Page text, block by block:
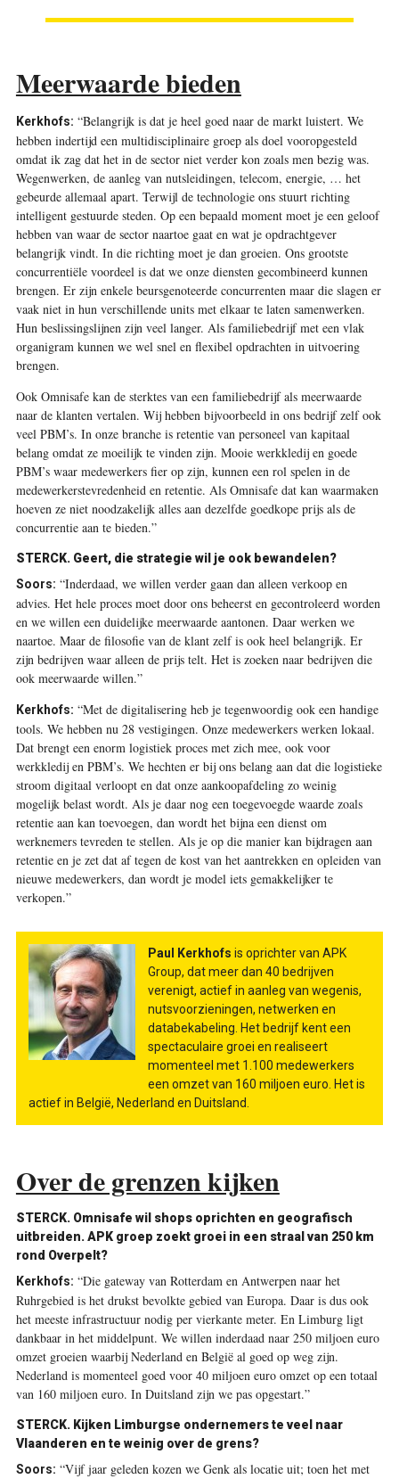
Meerwaarde bieden
Kerkhofs: “Belangrijk is dat je heel goed naar de markt luistert. We
hebben indertijd een multidisciplinaire groep als doel vooropgesteld
omdat ik zag dat het in de sector niet verder kon zoals men bezig was.
Wegenwerken, de aanleg van nutsleidingen, telecom, energie, … het
gebeurde allemaal apart. Terwijl de technologie ons stuurt richting
intelligent gestuurde steden. Op een bepaald moment moet je een geloof
hebben van waar de sector naartoe gaat en wat je opdrachtgever
belangrijk vindt. In die richting moet je dan groeien. Ons grootste
concurrentiële voordeel is dat we onze diensten gecombineerd kunnen
brengen. Er zijn enkele beursgenoteerde concurrenten maar die slagen er
vaak niet in hun verschillende units met elkaar te laten samenwerken.
Hun beslissingslijnen zijn veel langer. Als familiebedrijf met een vlak
organigram kunnen we wel snel en flexibel opdrachten in uitvoering
brengen.
Ook Omnisafe kan de sterktes van een familiebedrijf als meerwaarde
naar de klanten vertalen. Wij hebben bijvoorbeeld in ons bedrijf zelf ook
veel PBM’s. In onze branche is retentie van personeel van kapitaal
belang omdat ze moeilijk te vinden zijn. Mooie werkkledij en goede
PBM’s waar medewerkers fier op zijn, kunnen een rol spelen in de
medewerkerstevredenheid en retentie. Als Omnisafe dat kan waarmaken
hoeven ze niet noodzakelijk alles aan dezelfde goedkope prijs als de
concurrentie aan te bieden.”
STERCK. Geert, die strategie wil je ook bewandelen?
Soors: “Inderdaad, we willen verder gaan dan alleen verkoop en
advies. Het hele proces moet door ons beheerst en gecontroleerd worden
en we willen een duidelijke meerwaarde aantonen. Daar werken we
naartoe. Maar de filosofie van de klant zelf is ook heel belangrijk. Er
zijn bedrijven waar alleen de prijs telt. Het is zoeken naar bedrijven die
ook meerwaarde willen.”
Kerkhofs: “Met de digitalisering heb je tegenwoordig ook een handige
tools. We hebben nu 28 vestigingen. Onze medewerkers werken lokaal.
Dat brengt een enorm logistiek proces met zich mee, ook voor
werkkledij en PBM’s. We hechten er bij ons belang aan dat die logistieke
stroom digitaal verloopt en dat onze aankoopafdeling zo weinig
mogelijk belast wordt. Als je daar nog een toegevoegde waarde zoals
retentie aan kan toevoegen, dan wordt het bijna een dienst om
werknemers tevreden te stellen. Als je op die manier kan bijdragen aan
retentie en je zet dat af tegen de kost van het aantrekken en opleiden van
nieuwe medewerkers, dan wordt je model iets gemakkelijker te
verkopen.”
Paul Kerkhofs is oprichter van APK
Group, dat meer dan 40 bedrijven
verenigt, actief in aanleg van wegenis,
nutsvoorzieningen, netwerken en
databekabeling. Het bedrijf kent een
spectaculaire groei en realiseert
momenteel met 1.100 medewerkers
een omzet van 160 miljoen euro. Het is
actief in België, Nederland en Duitsland.
Over de grenzen kijken
STERCK. Omnisafe wil shops oprichten en geografisch
uitbreiden. APK groep zoekt groei in een straal van 250 km
rond Overpelt?
Kerkhofs: “Die gateway van Rotterdam en Antwerpen naar het
Ruhrgebied is het drukst bevolkte gebied van Europa. Daar is dus ook
het meeste infrastructuur nodig per vierkante meter. En Limburg ligt
dankbaar in het middelpunt. We willen inderdaad naar 250 miljoen euro
omzet groeien waarbij Nederland en België al goed op weg zijn.
Nederland is momenteel goed voor 40 miljoen euro omzet op een totaal
van 160 miljoen euro. In Duitsland zijn we pas opgestart.”
STERCK. Kijken Limburgse ondernemers te veel naar
Vlaanderen en te weinig over de grens?
Soors: “Vijf jaar geleden kozen we Genk als locatie uit; toen het met